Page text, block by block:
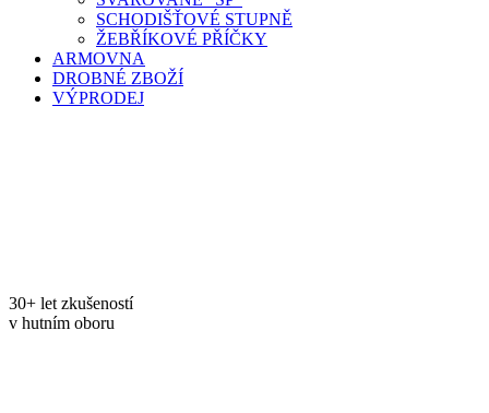
SCHODIŠŤOVÉ STUPNĚ
ŽEBŘÍKOVÉ PŘÍČKY
ARMOVNA
DROBNÉ ZBOŽÍ
VÝPRODEJ
30+ let zkušeností
v hutním oboru